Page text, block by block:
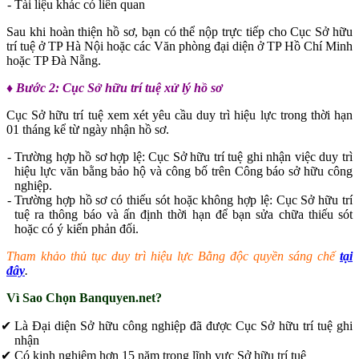
Tài liệu khác có liên quan
Sau khi hoàn thiện hồ sơ, bạn có thể nộp trực tiếp cho Cục Sở hữu
trí tuệ ở TP Hà Nội hoặc các Văn phòng đại diện ở TP Hồ Chí Minh
hoặc TP Đà Nẵng.
♦ Bước 2: Cục Sở hữu trí tuệ xử lý hồ sơ
Cục Sở hữu trí tuệ xem xét yêu cầu duy trì hiệu lực trong thời hạn
01 tháng kể từ ngày nhận hồ sơ.
Trường hợp hồ sơ hợp lệ: Cục Sở hữu trí tuệ ghi nhận việc duy trì
hiệu lực văn bằng bảo hộ và công bố trên Công báo sở hữu công
nghiệp.
Trường hợp hồ sơ có thiếu sót hoặc không hợp lệ: Cục Sở hữu trí
tuệ ra thông báo và ấn định thời hạn để bạn sửa chữa thiếu sót
hoặc có ý kiến phản đối.
Tham khảo thủ tục duy trì hiệu lực Bằng độc quyền sáng chế tại
đây.
Vì Sao Chọn Banquyen.net?
Là Đại diện Sở hữu công nghiệp đã được Cục Sở hữu trí tuệ ghi
nhận
Có kinh nghiệm hơn 15 năm trong lĩnh vực Sở hữu trí tuệ